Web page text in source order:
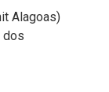
Alagoas)
dos